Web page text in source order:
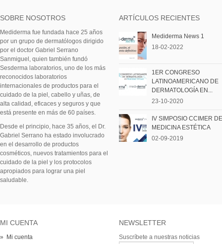
SOBRE NOSOTROS
Mediderma fue fundada hace 25 años
por un grupo de dermatólogos dirigido
por el doctor Gabriel Serrano
Sanmiguel, quien también fundó
Sesderma laboratorios, uno de los más
reconocidos laboratorios
internacionales de productos para el
cuidado de la piel, cabello y uñas, de
alta calidad, eficaces y seguros y que
está presente en más de 60 países.
Desde el principio, hace 35 años, el Dr.
Gabriel Serrano ha estado involucrado
en el desarrollo de productos
cosméticos, nuevos tratamientos para el
cuidado de la piel y los protocolos
apropiados para lograr una piel
saludable.
ARTÍCULOS RECIENTES
Mediderma News 1
18-02-2022
1ER CONGRESO
LATINOAMERICANO DE
DERMATOLOGÍA EN...
23-10-2020
IV SIMPOSIO CCIMER DE
MEDICINA ESTÉTICA
02-09-2019
MI CUENTA
» Mi cuenta
NEWSLETTER
Suscríbete a nuestras noticias